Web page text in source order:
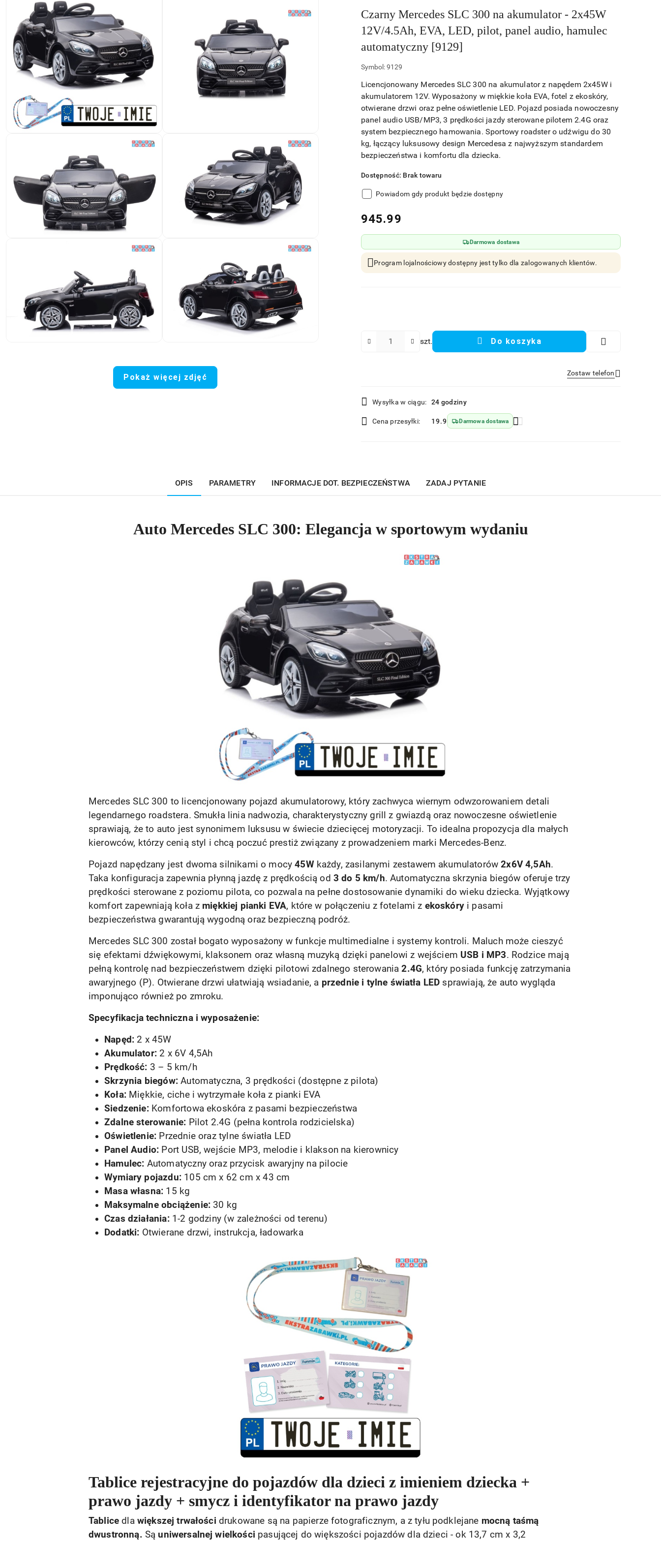
Pokaż więcej zdjęć
Czarny Mercedes SLC 300 na akumulator - 2x45W
12V/4.5Ah, EVA, LED, pilot, panel audio, hamulec
automatyczny [9129]
Symbol:9129
Licencjonowany Mercedes SLC 300 na akumulator z napędem 2x45W i
akumulatorem 12V. Wyposażony w miękkie koła EVA, fotel z ekoskóry,
otwierane drzwi oraz pełne oświetlenie LED. Pojazd posiada nowoczesny
panel audio USB/MP3, 3 prędkości jazdy sterowane pilotem 2.4G oraz
system bezpiecznego hamowania. Sportowy roadster o udźwigu do 30
kg, łączący luksusowy design Mercedesa z najwyższym standardem
bezpieczeństwa i komfortu dla dziecka.
Dostępność: Brak towaru
Powiadom gdy produkt będzie dostępny
cena:
945.99
Darmowa dostawa
Program lojalnościowy dostępny jest tylko dla zalogowanych klientów.
szt. Do koszyka
Zostaw telefon
Dostępność
i
dostawa
Wysyłka w ciągu: 24 godziny
Cena przesyłki: 19.9 Darmowa dostawa
OPIS PARAMETRY INFORMACJE DOT. BEZPIECZEŃSTWA ZADAJ PYTANIE
Auto Mercedes SLC 300: Elegancja w sportowym wydaniu
Mercedes SLC 300 to licencjonowany pojazd akumulatorowy, który zachwyca wiernym odwzorowaniem detali
legendarnego roadstera. Smukła linia nadwozia, charakterystyczny grill z gwiazdą oraz nowoczesne oświetlenie
sprawiają, że to auto jest synonimem luksusu w świecie dziecięcej motoryzacji. To idealna propozycja dla małych
kierowców, którzy cenią styl i chcą poczuć prestiż związany z prowadzeniem marki Mercedes-Benz.
Pojazd napędzany jest dwoma silnikami o mocy45Wkażdy, zasilanymi zestawem akumulatorów2x6V 4,5Ah.
Taka konfiguracja zapewnia płynną jazdę z prędkością od 3 do 5 km/h. Automatyczna skrzynia biegów oferuje trzy
prędkości sterowane z poziomu pilota, co pozwala na pełne dostosowanie dynamiki do wieku dziecka. Wyjątkowy
komfort zapewniają koła z miękkiej pianki EVA, które w połączeniu z fotelami z ekoskóryi pasami
bezpieczeństwa gwarantują wygodną oraz bezpieczną podróż.
Mercedes SLC 300 został bogato wyposażony w funkcje multimedialne i systemy kontroli. Maluch może cieszyć
się efektami dźwiękowymi, klaksonem oraz własną muzyką dzięki panelowi z wejściem USB i MP3. Rodzice mają
pełną kontrolę nad bezpieczeństwem dzięki pilotowi zdalnego sterowania2.4G, który posiada funkcję zatrzymania
awaryjnego (P). Otwierane drzwi ułatwiają wsiadanie, a przednie i tylne światła LED sprawiają, że auto wygląda
imponująco również po zmroku.
Specyfikacja techniczna i wyposażenie:
Napęd: 2 x 45W
Akumulator: 2 x 6V 4,5Ah
Prędkość: 3 – 5 km/h
Skrzynia biegów: Automatyczna, 3 prędkości (dostępne z pilota)
Koła:Miękkie, ciche i wytrzymałe koła z pianki EVA
Siedzenie:Komfortowa ekoskóra z pasami bezpieczeństwa
Zdalne sterowanie: Pilot 2.4G (pełna kontrola rodzicielska)
Oświetlenie: Przednie oraz tylne światła LED
Panel Audio: Port USB, wejście MP3, melodie i klakson na kierownicy
Hamulec: Automatyczny oraz przycisk awaryjny na pilocie
Wymiary pojazdu: 105 cm x 62 cm x 43 cm
Masa własna: 15 kg
Maksymalne obciążenie: 30 kg
Czas działania:1-2 godziny (w zależności od terenu)
Dodatki: Otwierane drzwi, instrukcja, ładowarka
Tablice rejestracyjne do pojazdów dla dzieci z imieniem dziecka +
prawo jazdy + smycz i identyfikator na prawo jazdy
Tablice dla większej trwałości drukowane są na papierze fotograficznym, a z tyłu podklejane mocną taśmą
dwustronną. Są uniwersalnej wielkości pasującej do większości pojazdów dla dzieci - ok 13,7 cm x 3,2